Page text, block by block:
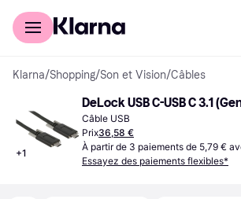
Acheter avec Klarna
Klarna/Shopping/Son et Vision/Câbles
+1
DeLock USB C-USB C 3.1
Câble USB
Prix36,58 €
À partir de 3 paiements de 5,79 €
Essayez des paiements flexibles*